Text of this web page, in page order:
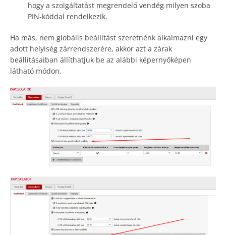
hogy a szolgáltatást megrendelő vendég milyen szoba
PIN-kóddal rendelkezik.
Ha más, nem globális beállítást szeretnénk alkalmazni egy
adott helyiség zárrendszerére, akkor azt a zárak
beállításaiban állíthatjuk be az alábbi képernyőképen
látható módon.